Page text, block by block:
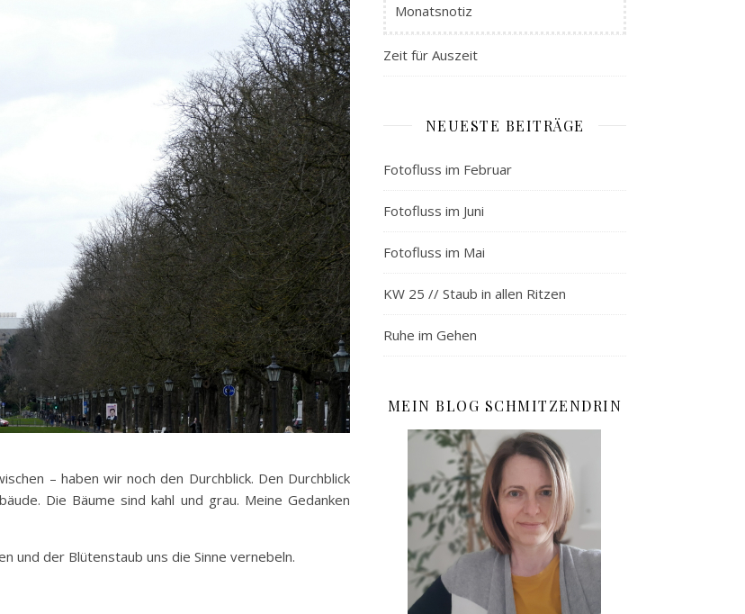
– haben wir noch den Durchblick. Den Durchblick
Die Bäume sind kahl und grau. Meine Gedanken
und der Blütenstaub uns die Sinne vernebeln.
Monatsnotiz
Zeit für Auszeit
NEUESTE BEITRÄGE
Fotofluss im Februar
Fotofluss im Juni
Fotofluss im Mai
KW 25 // Staub in allen Ritzen
Ruhe im Gehen
MEIN BLOG SCHMITZENDRIN